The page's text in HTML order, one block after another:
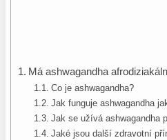
Má ashwagandha
Co je ashwagandha?
Jak funguje ashwagandha
Jak se užívá ashwagandha
Jaké jsou další zdravotní